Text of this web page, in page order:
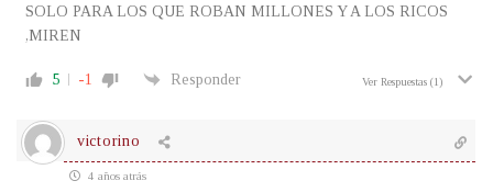
SOLO PARA LOS QUE ROBAN MILLONES Y A LOS RICOS
,MIREN
5 -1 Responder Ver Respuestas (1)
victorino
4 años atrás